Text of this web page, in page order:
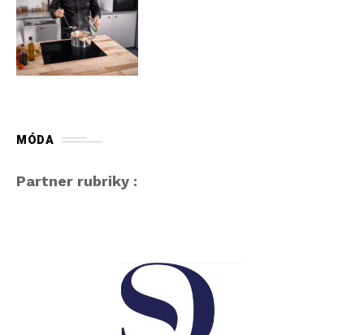
MÓDA
Partner rubriky :